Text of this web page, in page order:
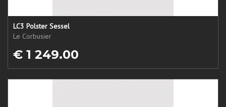
LC3 Polster Sessel
Le Corbusier
€ 1 249.00